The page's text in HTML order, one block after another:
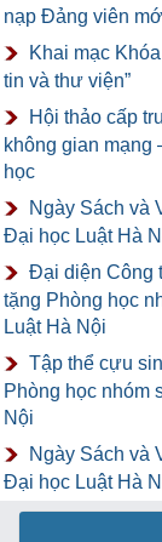
nạp Đảng viên
Khai mạc
tin và thư viện”
Hội thảo cấp
không gian mạng
học
Ngày Sách và
Đại học Luật Hà
Đại diện Công
tặng Phòng học
Luật Hà Nội
Tập thể cựu
Phòng học nhóm
Nội
Ngày Sách và
Đại học Luật Hà